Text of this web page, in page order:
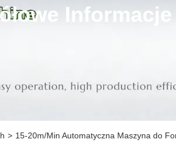
> 15-20m/Min Automatyczna Maszyna do